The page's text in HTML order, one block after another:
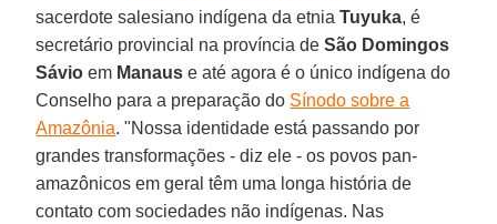
sacerdote salesiano indígena da etniaTuyuka, é
secretário provincial na província deSão Domingos
Sávio em Manaus e até agora é o único indígena do
Conselho para a preparação do Sínodo sobre a
Amazônia. "Nossa identidade está passando por
grandes transformações - diz ele - os povos pan-
amazônicos em geral têm uma longa história de
contato com sociedades não indígenas. Nas